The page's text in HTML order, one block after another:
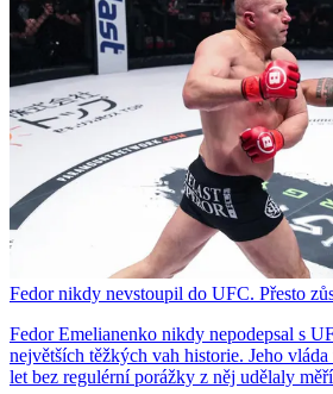
Fedor nikdy nevstoupil do UFC. Přesto
Fedor Emelianenko nikdy nepodepsal s
největších těžkých vah historie. Jeho
let bez regulérní porážky z něj udělaly